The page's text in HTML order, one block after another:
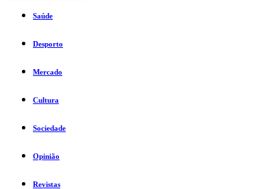
Saúde
Desporto
Mercado
Cultura
Sociedade
Opinião
Revistas